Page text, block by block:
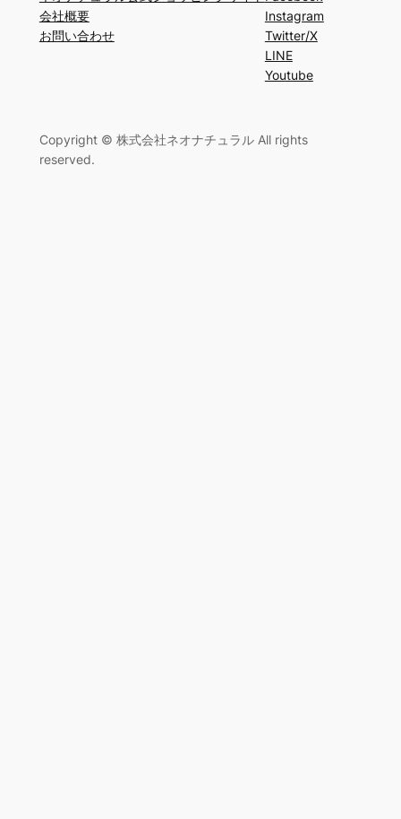
会社概要
お問い合わせ
Instagram
Twitter/X
LINE
Youtube
Copyright © 株式会社ネオナチュラル All rights
reserved.